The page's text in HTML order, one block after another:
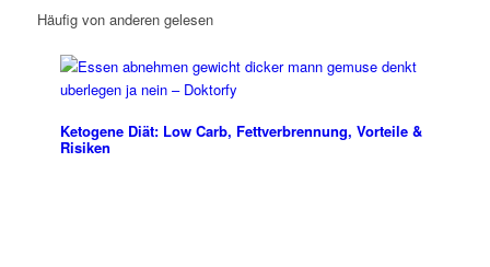
Häufig von anderen gelesen
Ketogene Diät: Low Carb, Fettverbrennung, Vorteile &
Risiken